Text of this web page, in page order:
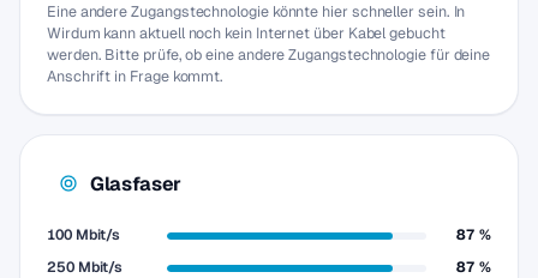
Eine andere Zugangstechnologie könnte hier schneller sein. In
Wirdum kann aktuell noch kein Internet über Kabel gebucht
werden. Bitte prüfe, ob eine andere Zugangstechnologie für deine
Anschrift in Frage kommt.
Glasfaser
100 Mbit/s
87 %
250 Mbit/s
87 %